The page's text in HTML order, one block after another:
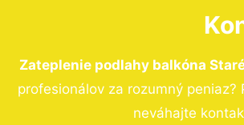
Zateplenie podlahy balkóna
profesionálov za rozumný
neváhajte